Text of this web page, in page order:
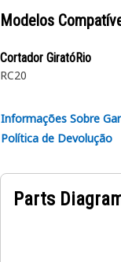
Projetadas para uso
Modelos
Cortador GiratóRio
RC20
Informações Sobre
Política de Devolução
Parts